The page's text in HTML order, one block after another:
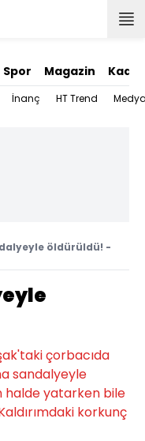
Spor Magazin Kadın
İnanç HT Trend
öldürüldü! -
çorbacıda
sandalyeyle
halde yatarken bile
korkunç